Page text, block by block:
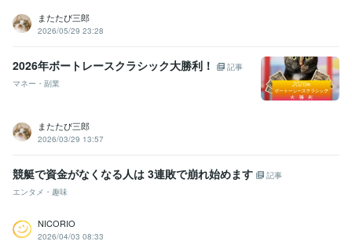
またたび三郎
2026/05/29 23:28
2026年ボートレースクラシック大勝利！
記事
マネー・副業
またたび三郎
2026/03/29 13:57
競艇で資金がなくなる人は 3連敗で崩れ始めます
記事
エンタメ・趣味
NICORIO
2026/04/03 08:33